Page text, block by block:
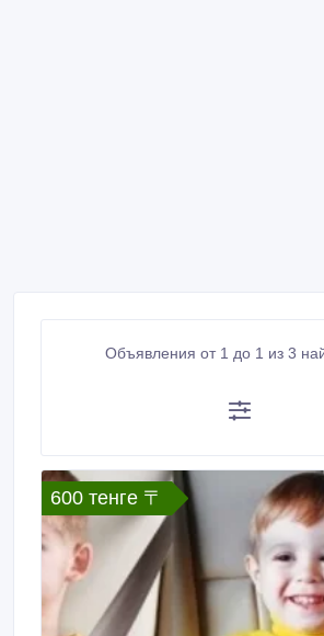
Объявления от 1 до 1 из 3
600 тенге 〒